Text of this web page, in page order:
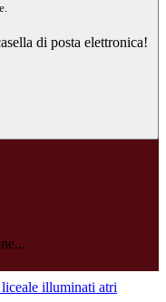
di posta elettronica!